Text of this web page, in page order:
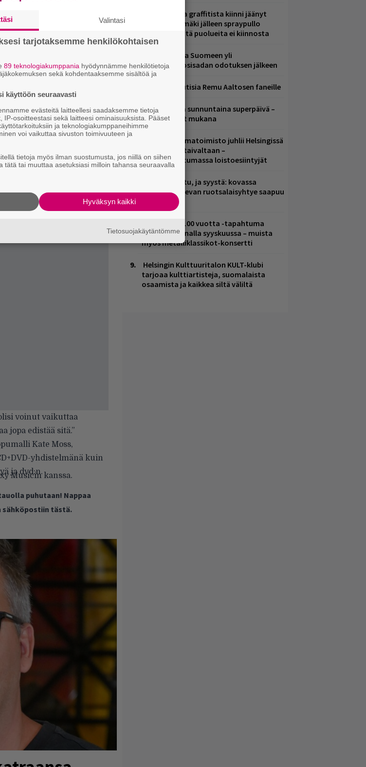
ei kuitenkaan tuntunut
Roxy-levy tehtäisiin, se
kappaleissa, kuten
Miller, Gary Mounfield
oman hajuvetensä
voinut vaikuttaa
jopa edistää sitä.”
Kate Moss,
yhdistelmänä kuin
ja dvd:n.
Musicin kanssa.
puhutaan! Nappaa
sähköpostiin tästä.
Laittomasta graffitista kiinni jäänyt
Paavo Arhinmäki jälleen spraypullo
kädessä – näitä puolueita ei kiinnosta
Weezer palaa Suomeen yli
neljännesvuosisadan odotuksen jälkeen
Mainioita uutisia Remu Aaltosen faneille
Tampereella sunnuntaina superpäivä –
nämä artistit mukana
Mainio ohjelmatoimisto juhlii Helsingissä
10-vuotista taivaltaan –
ilmaistapahtumassa loistoesiintyjät
Kent mainittu, ja syystä: kovassa
nosteessa olevan ruotsalaisyhtye saapuu
Valtava Yle 100 vuotta -tapahtuma
Veikkaus Arenalla syyskuussa – muista
myös metalliklassikot-konsertti
Helsingin Kulttuuritalon KULT-klubi
tarjoaa kulttiartisteja, suomalaista
osaamista ja kaikkea siltä väliltä
Valintasi
tarjotaksemme henkilökohtaisen
89 teknologiakumppania hyödynnämme henkilötietoja
sekä kohdentaaksemme sisältöä ja
käyttöön seuraavasti
evästeitä laitteellesi saadaksemme tietoja
IP-osoitteestasi sekä laitteesi ominaisuuksista. Pääset
ja teknologiakumppaneihimme
voi vaikuttaa sivuston toimivuuteen ja
tietoja myös ilman suostumusta, jos niillä on siihen
tätä tai muuttaa asetuksiasi milloin tahansa seuraavalla
Hyväksyn kaikki
Tietosuojakäytäntömme